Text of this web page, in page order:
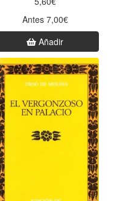
Antes 7,00€
Añadir